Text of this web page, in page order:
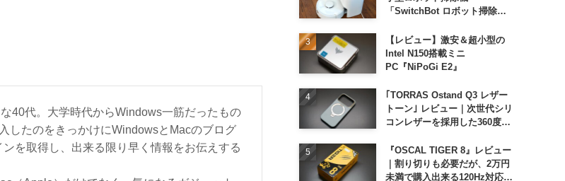
40代。大学時代からWindows一筋だったもの
したのをきっかけにWindowsとMacのブログ
を取得し、出来る限り早く情報をお伝えする
「SwitchBot ロボット掃除機
【レビュー】激安＆超小型の
Intel N150搭載ミニ
PC『NiPoGi E2』
｢TORRAS Ostand Q3 レザー
トーン｣ レビュー｜次世代シリ
コンレザーを採用した360度回
『OSCAL TIGER 8』レビュー
｜割り切りも必要だが、2万円
未満で購入出来る120Hz対応大